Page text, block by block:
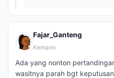
Fajar_Ganteng
Kemarin
Ada yang nonton
wasitnya parah bgt